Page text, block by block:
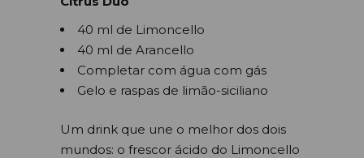
40 ml de Limoncello
40 ml de Arancello
Completar com água com gás
Gelo e raspas de limão-siciliano
Um drink que une o melhor dos dois
mundos: o frescor ácido do Limoncello